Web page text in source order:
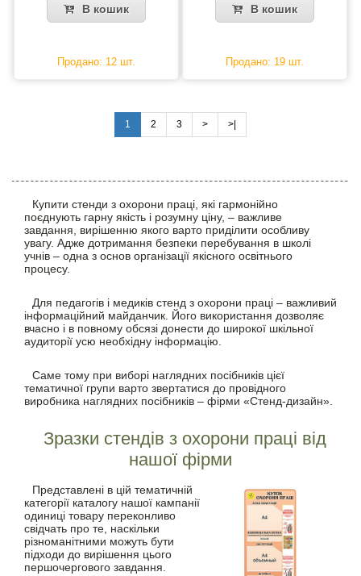
В кошик
Продано: 12 шт.
В кошик
Продано: 19 шт.
1 2 3 > >|
Купити стенди з охорони праці, які гармонійно
поєднують гарну якість і розумну ціну, – важливе
завдання, вирішенню якого варто приділити особливу
увагу. Адже дотримання безпеки перебування в школі
учнів – одна з основ організації якісного освітнього
процесу.
Для педагогів і медиків стенд з охорони праці – важливий
інформаційний майданчик. Його використання дозволяє
вчасно і в повному обсязі донести до широкої шкільної
аудиторії усю необхідну інформацію.
Саме тому при виборі наглядних посібників цієї
тематичної групи варто звертатися до провідного
виробника наглядних посібників – фірми «Стенд-дизайн».
Зразки стендів з охорони праці від
нашої фірми
Представлені в цій тематичній
категорії каталогу нашої кампанії
одиниці товару переконливо
свідчать про те, наскільки
різноманітними можуть бути
підходи до вирішення цього
першочергового завдання.